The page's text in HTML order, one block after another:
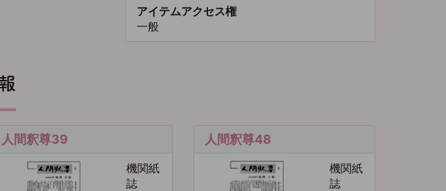
アイテムアクセス権
一般
人間釈尊39
機関紙
誌
人間釈尊48
機関紙
誌